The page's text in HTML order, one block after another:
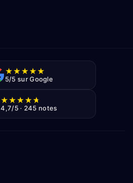
★★★★★
5/5 sur Google
★★★★★
4,7/5 · 245 notes